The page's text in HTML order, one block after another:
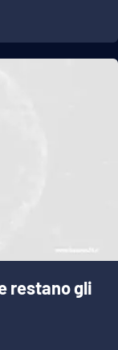
restano gli